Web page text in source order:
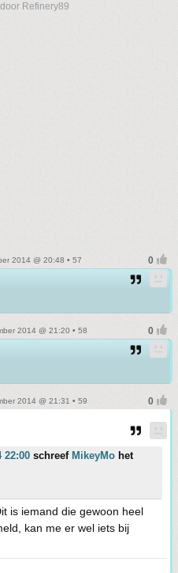
Refinery89
2014 @ 20:48 • 57
2014 @ 21:20 • 58
2014 @ 21:31 • 59
22:00 schreef MikeyMo het
is iemand die gewoon heel
kan me er wel iets bij